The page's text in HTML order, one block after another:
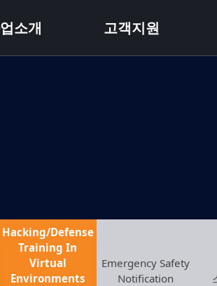
소개 고객지원
Hacking/Defense
Training In
Virtual
Environments
Emergency Safety
Notification